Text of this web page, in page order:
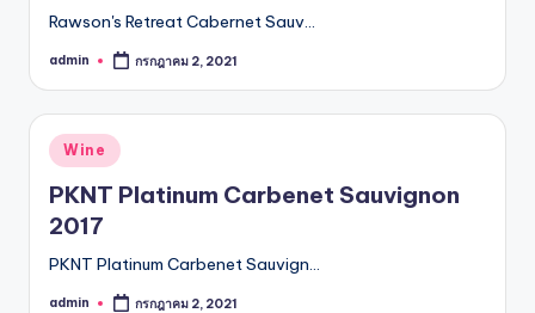
Rawson's Retreat Cabernet Sauv…
Posted
admin กรกฎาคม 2, 2021
Posted
in
Wine
PKNT Platinum Carbenet Sauvignon
2017
PKNT Platinum Carbenet Sauvign…
Posted
admin กรกฎาคม 2, 2021